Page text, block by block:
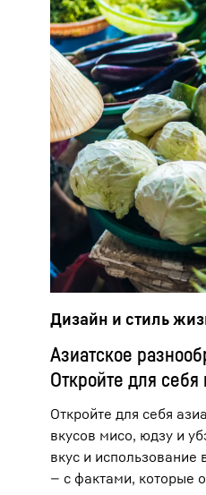
Дизайн и стиль
Азиатское
Откройте для
Откройте для себя
вкусов мисо, юдзу и
вкус и использование
— с фактами, которые